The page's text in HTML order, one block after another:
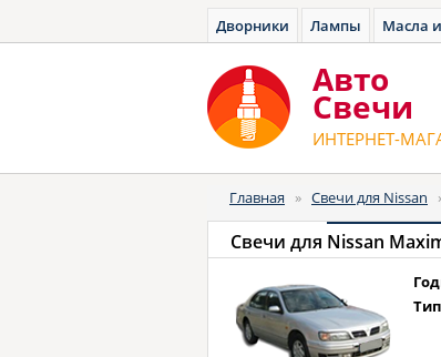
Дворники Лампы Масла
Авто
Cвечи
ИНТЕРНЕТ-
Главная » Свечи для Nissan
Свечи для Nissan